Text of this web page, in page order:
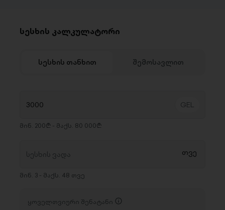
სესხის კალკულატორი
სესხის თანხით შემოსავლით
მინ. 200₾ - მაქს. 80 000₾
მინ. 3 - მაქს. 48 თვე
ყოველთვიური შენატანი